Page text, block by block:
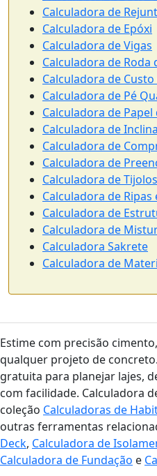
Calculadora de
Calculadora de Epóxi
Calculadora de Vigas
Calculadora de Roda
Calculadora de
Calculadora de Pé
Calculadora de Papel
Calculadora de
Calculadora de
Calculadora de
Calculadora de Tijolos
Calculadora de Ripas
Calculadora de
Calculadora de
Calculadora Sakrete
Calculadora de
Estime com precisão
qualquer projeto de
gratuita para planejar lajes,
com facilidade. Calculadora
coleção Calculadoras de
outras ferramentas
Deck, Calculadora de
Calculadora de Fundação e